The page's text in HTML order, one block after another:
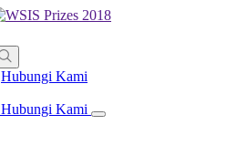
Hubungi Kami
Hubungi Kami